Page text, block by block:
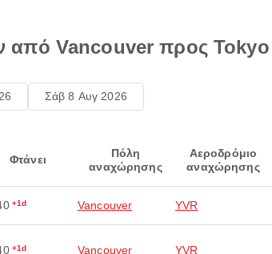
από Vancouver προς Tokyo
Σάβ 8 Αυγ 2026
Φτάνει
Πόλη
αναχώρησης
Αεροδρόμιο
αναχώρησης
+1d Vancouver YVR
+1d Vancouver YVR